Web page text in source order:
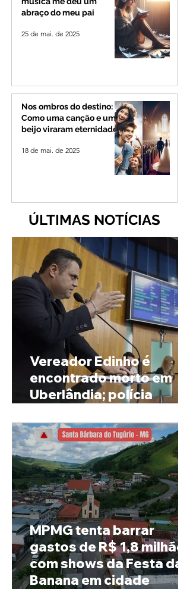
abraço do meu pai
25 de mai. de 2025
Nos ombros do destino:
Como uma canção e um
beijo viraram eternidade
18 de mai. de 2025
ÚLTIMAS NOTÍCIAS
Vereador Edinho é
encontrado morto em
Uberlândia; polícia
MPMG tenta barrar
gastos de R$ 1,8 milhão
com shows da Festa da
Banana em cidade